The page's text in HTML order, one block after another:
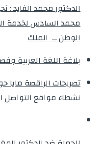
الدكتور محمد الفايد :
محمد السادس لخدمة
الوطن ــ الملك
بلاغة اللغة العربية
تصريحات الراقصة مايا
نشطاء مواقع التواصل